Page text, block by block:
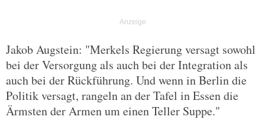
Jakob Augstein: "Merkels Regierung versagt sowohl
bei der Versorgung als auch bei der Integration als
auch bei der Rückführung. Und wenn in Berlin die
Politik versagt, rangeln an der Tafel in Essen die
Ärmsten der Armen um einen Teller Suppe."